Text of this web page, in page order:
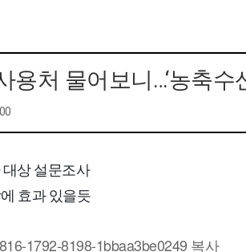
용처 물어보니…‘농축수
대상 설문조사
효과 있을듯